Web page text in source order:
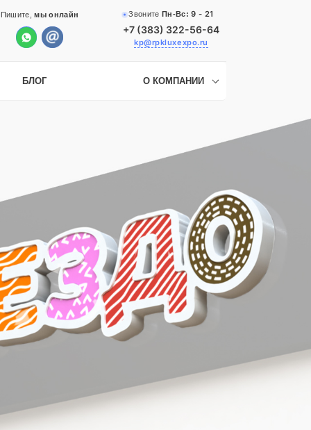
Пишите,мы онлайн Звоните Пн-Вс:9 - 21
+7 (383) 322-56-64
kp@rpkluxexpo.ru
БЛОГ О КОМПАНИИ